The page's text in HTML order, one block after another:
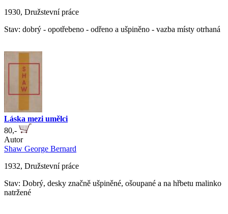
1930, Družstevní práce
Stav: dobrý - opotřebeno - odřeno a ušpiněno - vazba místy otrhaná
Láska mezi umělci
80,-
Autor
Shaw George Bernard
1932, Družstevní práce
Stav: Dobrý, desky značně ušpiněné, ošoupané a na hřbetu malinko
natržené